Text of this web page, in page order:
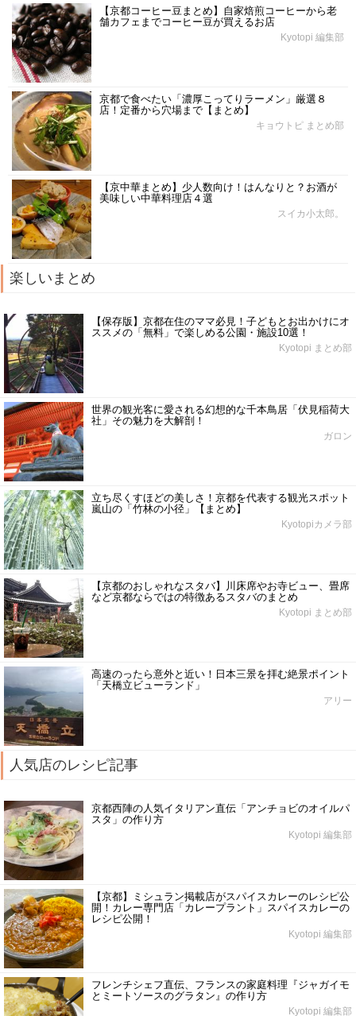
【京都コーヒー豆まとめ】自家焙煎コーヒーから老
舗カフェまでコーヒー豆が買えるお店
Kyotopi 編集部
京都で食べたい「濃厚こってりラーメン」厳選８
店！定番から穴場まで【まとめ】
キョウトピ まとめ部
【京中華まとめ】少人数向け！はんなりと？お酒が
美味しい中華料理店４選
スイカ小太郎。
楽しいまとめ
【保存版】京都在住のママ必見！子どもとお出かけにオ
ススメの「無料」で楽しめる公園・施設10選！
Kyotopi まとめ部
世界の観光客に愛される幻想的な千本鳥居「伏見稲荷大
社」その魅力を大解剖！
ガロン
立ち尽くすほどの美しさ！京都を代表する観光スポット
嵐山の「竹林の小径」【まとめ】
Kyotopiカメラ部
【京都のおしゃれなスタバ】川床席やお寺ビュー、畳席
など京都ならではの特徴あるスタバのまとめ
Kyotopi まとめ部
高速のったら意外と近い！日本三景を拝む絶景ポイント
「天橋立ビューランド」
アリー
人気店のレシピ記事
京都西陣の人気イタリアン直伝「アンチョビのオイルパ
スタ」の作り方
Kyotopi 編集部
【京都】ミシュラン掲載店がスパイスカレーのレシピ公
開！カレー専門店「カレープラント」スパイスカレーの
レシピ公開！
Kyotopi 編集部
フレンチシェフ直伝、フランスの家庭料理『ジャガイモ
とミートソースのグラタン』の作り方
Kyotopi 編集部